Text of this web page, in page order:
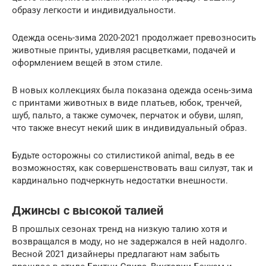
образу легкости и индивидуальности.
Одежда осень-зима 2020-2021 продолжает превозносить
животные принты, удивляя расцветками, подачей и
оформлением вещей в этом стиле.
В новых коллекциях была показана одежда осень-зима
с принтами животных в виде платьев, юбок, тренчей,
шуб, пальто, а также сумочек, перчаток и обуви, шляп,
что также внесут некий шик в индивидуальный образ.
Будьте осторожны со стилистикой animal, ведь в ее
возможностях, как совершенствовать ваш силуэт, так и
кардинально подчеркнуть недостатки внешности.
Джинсы с высокой талией
В прошлых сезонах тренд на низкую талию хотя и
возвращался в моду, но не задержался в ней надолго.
Весной 2021 дизайнеры предлагают нам забыть